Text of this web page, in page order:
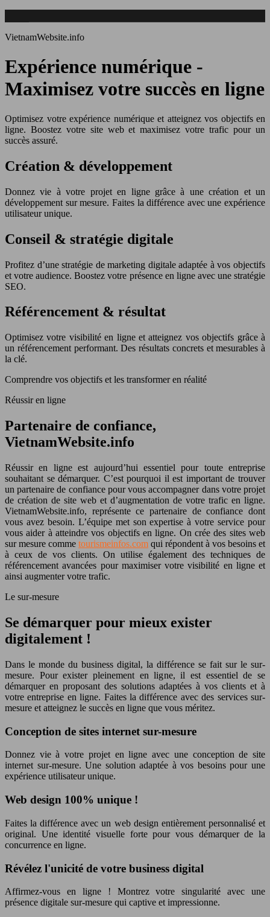
VietnamWebsite.info
Expérience numérique -
Maximisez votre succès en ligne
Optimisez votre expérience numérique et atteignez vos objectifs en
ligne. Boostez votre site web et maximisez votre trafic pour un
succès assuré.
Création & développement
Donnez vie à votre projet en ligne grâce à une création et un
développement sur mesure. Faites la différence avec une expérience
utilisateur unique.
Conseil & stratégie digitale
Profitez d’une stratégie de marketing digitale adaptée à vos objectifs
et votre audience. Boostez votre présence en ligne avec une stratégie
SEO.
Référencement & résultat
Optimisez votre visibilité en ligne et atteignez vos objectifs grâce à
un référencement performant. Des résultats concrets et mesurables à
la clé.
Comprendre vos objectifs et les transformer en réalité
Réussir en ligne
Partenaire de confiance,
VietnamWebsite.info
Réussir en ligne est aujourd’hui essentiel pour toute entreprise
souhaitant se démarquer. C’est pourquoi il est important de trouver
un partenaire de confiance pour vous accompagner dans votre projet
de création de site web et d’augmentation de votre trafic en ligne.
VietnamWebsite.info, représente ce partenaire de confiance dont
vous avez besoin. L’équipe met son expertise à votre service pour
vous aider à atteindre vos objectifs en ligne. On crée des sites web
sur mesure comme tourismeinfos.com qui répondent à vos besoins et
à ceux de vos clients. On utilise également des techniques de
référencement avancées pour maximiser votre visibilité en ligne et
ainsi augmenter votre trafic.
Le sur-mesure
Se démarquer pour mieux exister
digitalement !
Dans le monde du business digital, la différence se fait sur le sur-
mesure. Pour exister pleinement en ligne, il est essentiel de se
démarquer en proposant des solutions adaptées à vos clients et à
votre entreprise en ligne. Faites la différence avec des services sur-
mesure et atteignez le succès en ligne que vous méritez.
Conception de sites internet sur-mesure
Donnez vie à votre projet en ligne avec une conception de site
internet sur-mesure. Une solution adaptée à vos besoins pour une
expérience utilisateur unique.
Web design 100% unique !
Faites la différence avec un web design entièrement personnalisé et
original. Une identité visuelle forte pour vous démarquer de la
concurrence en ligne.
Révélez l'unicité de votre business digital
Affirmez-vous en ligne ! Montrez votre singularité avec une
présence digitale sur-mesure qui captive et impressionne.